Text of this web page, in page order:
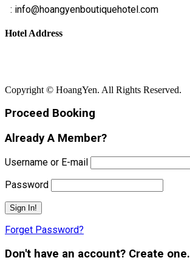
: info@hoangyenboutiquehotel.com
Hotel Address
Copyright © HoangYen. All Rights Reserved.
Proceed Booking
Already A Member?
Username or E-mail
Password
Forget Password?
Don't have an account? Create one.